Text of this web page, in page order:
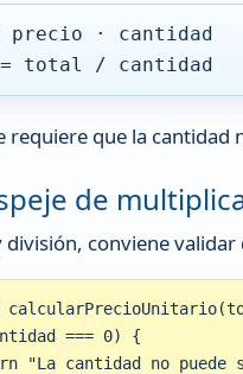
· cantidad
total / cantidad
requiere que la cantidad
de
división, conviene
=== 0) {
"La cantidad no puede